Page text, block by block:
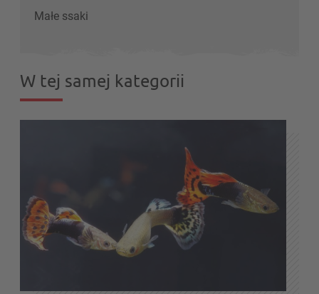
Małe ssaki
W tej samej kategorii